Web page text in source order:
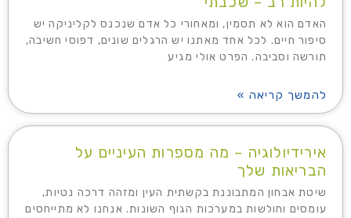
האדם הוא לא תסמין, ומאחורי כל אדם שנכנס לקליניקה יש
סיפור חיים. לכל אחד מאתנו יש הרגלים שונים, דפוסי חשיבה,
תורשה וסביבה. הפרט אולי מגיע
להמשך קריאה »
אירידיולוגיה – מה מספרות העיניים על
הבריאות שלך
שיטת אבחון המתבוננת בקשתית העין ומזהה דרכה נטיות,
עומסים וחולשות במערכות הגוף השונות. אנחנו לא מתייחסים